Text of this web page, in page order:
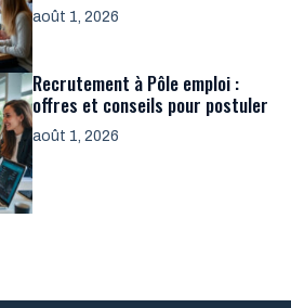
août 1, 2026
Recrutement à Pôle emploi :
offres et conseils pour postuler
août 1, 2026